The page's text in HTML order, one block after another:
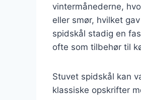
vintermånederne,
eller smør, hvilket
spidskål stadig en
ofte som tilbehør til
Stuvet spidskål kan
klassiske opskrifter